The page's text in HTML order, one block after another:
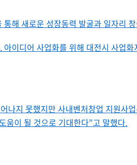
해 새로운 성장동력 발굴과 일자리
디어 사업화를 위해 대전시 사업
지 못했지만 사내벤처창업 지원사
움이 될 것으로 기대한다”고 말했다.